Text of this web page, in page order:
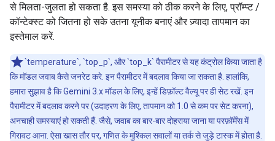
से मिलता-जुलता हो सकता है. इस समस्या को ठीक करने के लिए, प्रॉम्प्ट /
कॉन्टेक्स्ट को जितना हो सके उतना यूनीक बनाएं और ज़्यादा तापमान का
इस्तेमाल करें.
`temperature`, `top_p`, और `top_k` पैरामीटर से यह कंट्रोल किया जाता है
कि मॉडल जवाब कैसे जनरेट करे. इन पैरामीटर में बदलाव किया जा सकता है. हालांकि,
हमारा सुझाव है कि Gemini 3.x मॉडल के लिए, इन्हें डिफ़ॉल्ट वैल्यू पर ही सेट रखें. इन
पैरामीटर में बदलाव करने पर (उदाहरण के लिए, तापमान को 1.0 से कम पर सेट करना),
अनचाही समस्याएं हो सकती हैं. जैसे, जवाब का बार-बार दोहराया जाना या परफ़ॉर्मेंस में
गिरावट आना. ऐसा खास तौर पर, गणित के मुश्किल सवालों या तर्क से जुड़े टास्क में होता है.